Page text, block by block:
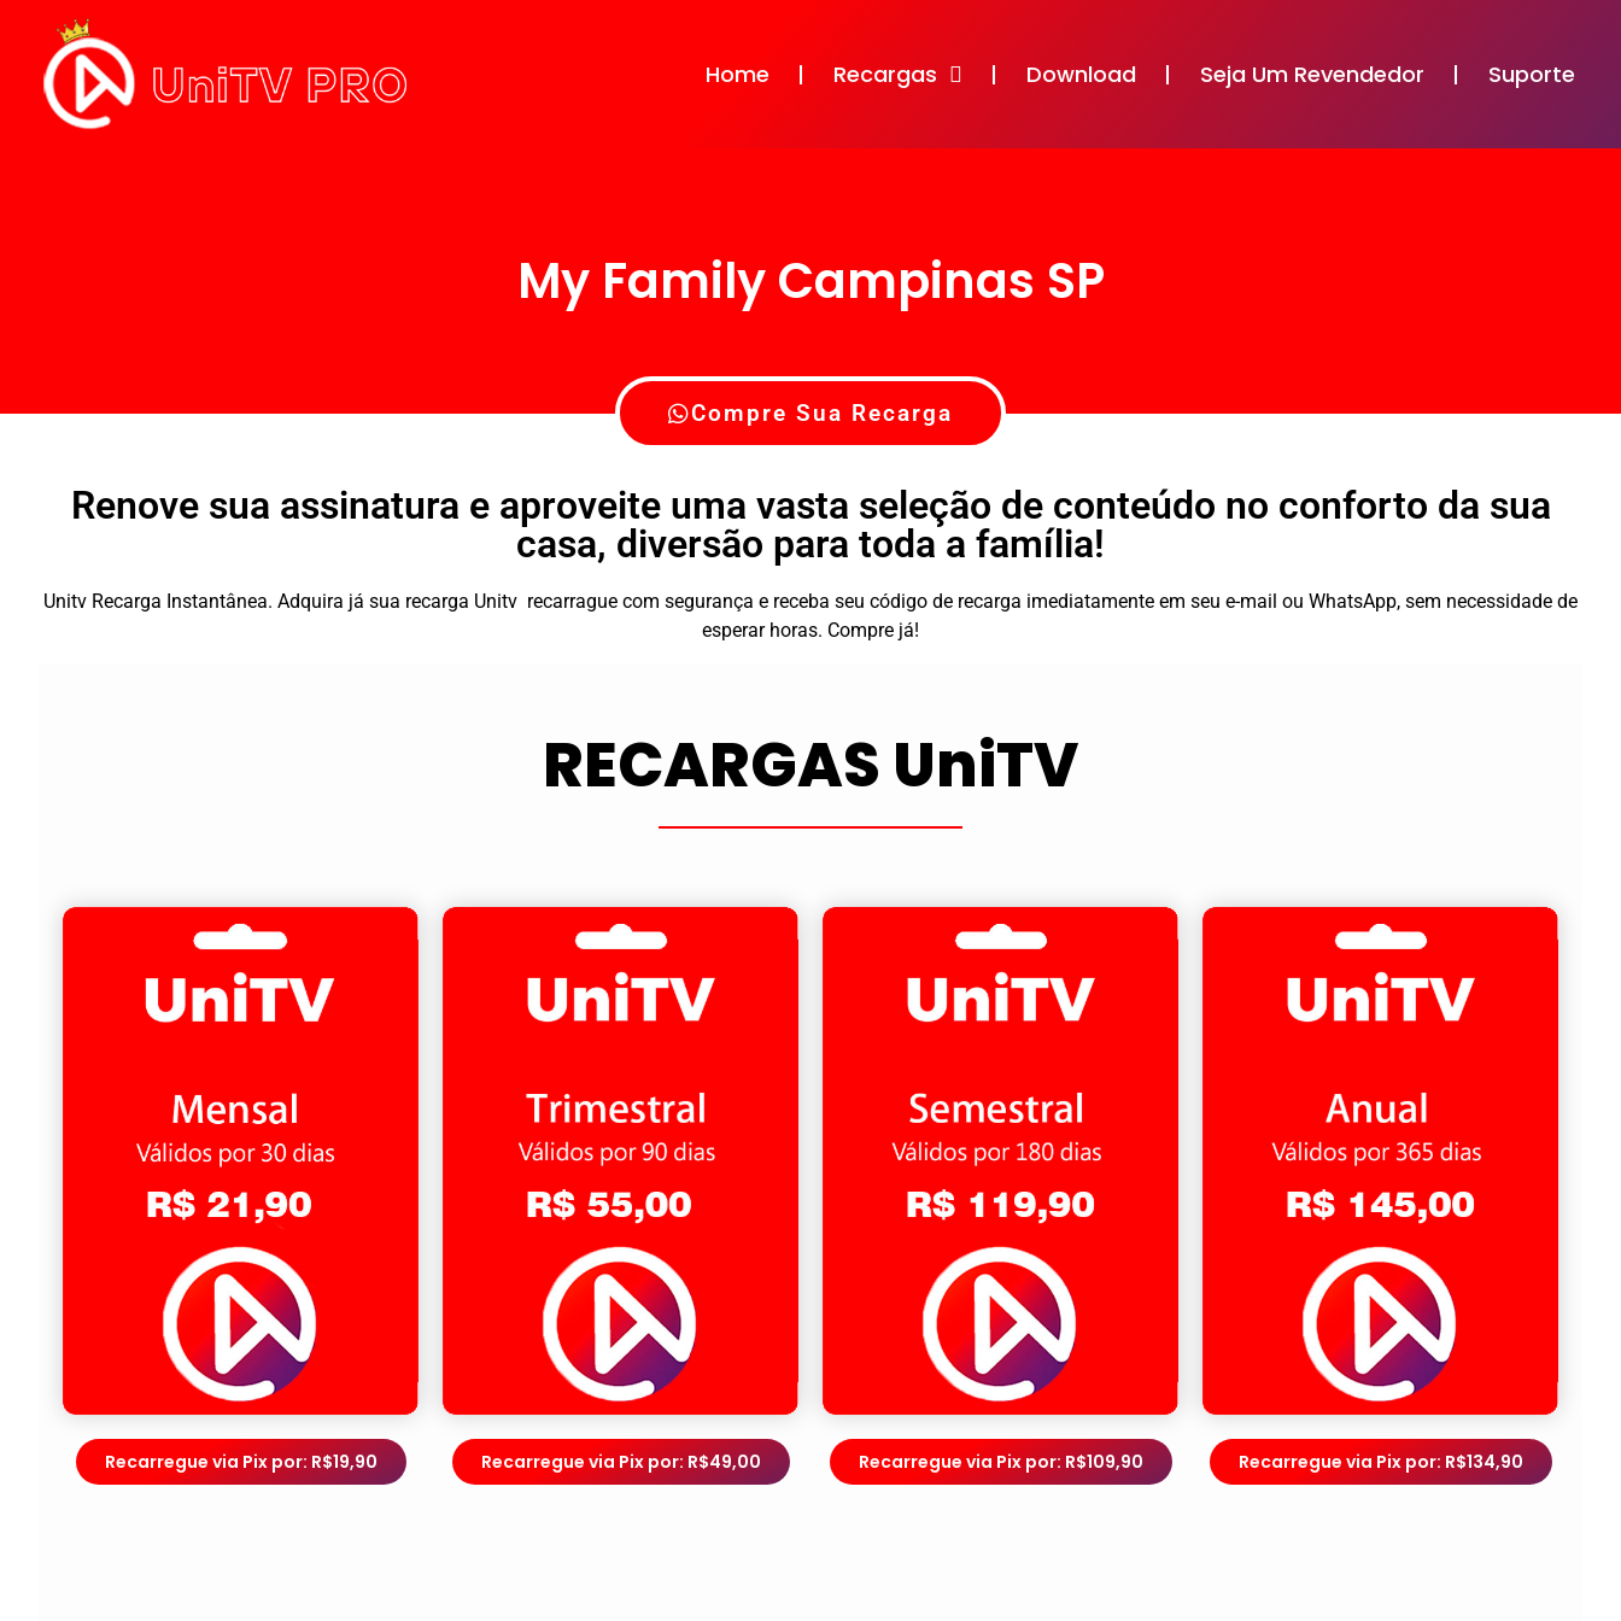
Home Recargas Download Seja Um Revendedor Suporte
My Family Campinas SP
Compre Sua Recarga
Renove sua assinatura e aproveite uma vasta seleção de conteúdo no conforto da sua
casa, diversão para toda a família!
Unitv Recarga Instantânea. Adquira já sua recarga Unitv recarrague com segurança e receba seu código de recarga imediatamente em seu e-mail ou WhatsApp, sem necessidade de
esperar horas. Compre já!
RECARGAS UniTV
Recarregue via Pix por: R$19,90 Recarregue via Pix por: R$49,00 Recarregue via Pix por: R$109,90 Recarregue via Pix por: R$134,90